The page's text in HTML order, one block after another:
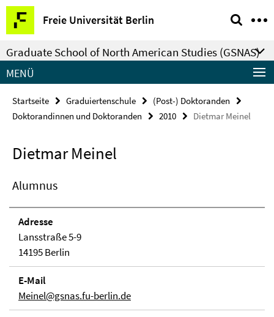
Springe
direkt
zu
Inhalt
Freie Universität Berlin
Service-
Navigation
Graduate School of North American Studies (GSNAS)
MENÜ
Startseite Graduiertenschule
(Post-) Doktoranden
Doktorandinnen und Doktoranden
2010 Dietmar Meinel
Dietmar Meinel
Alumnus
Adresse
Lansstraße 5-9
14195 Berlin
E-Mail
Meinel@gsnas.fu-berlin.de